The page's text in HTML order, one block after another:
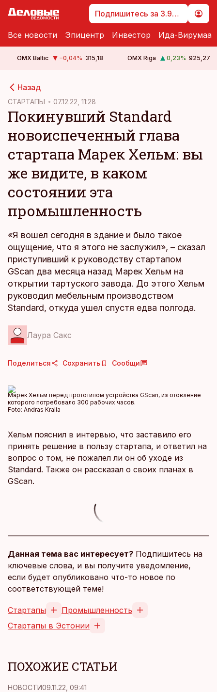
Подпишитесь за 3.99 €
Все новости Эпицентр Инвестор Ида-Вирумаа
OMX Baltic −0,04% 315,18 OMX Riga 0,23% 925,27
Назад
СТАРТАПЫ 07.12.22, 11:28
Покинувший Standard
новоиспеченный глава
стартапа Марек Хельм: вы
же видите, в каком
состоянии эта
промышленность
«Я вошел сегодня в здание и было такое
ощущение, что я этого не заслужил», – сказал
приступивший к руководству стартапом
GScan два месяца назад Марек Хельм на
открытии тартуского завода. До этого Хельм
руководил мебельным производством
Standard, откуда ушел спустя едва полгода.
Лаура Сакс
Поделиться Сохранить Сообщи
Марек Хельм перед прототипом устройства GScan, изготовление
которого потребовало 300 рабочих часов.
Foto: Andras Kralla
Хельм пояснил в интервью, что заставило его
принять решение в пользу стартапа, и ответил на
вопрос о том, не пожалел ли он об уходе из
Standard. Также он рассказал о своих планах в
GScan.
Данная тема вас интересует? Подпишитесь на
ключевые слова, и вы получите уведомление,
если будет опубликовано что-то новое по
соответствующей теме!
Стартапы
Промышленность
Стартапы в Эстонии
ПОХОЖИЕ СТАТЬИ
НОВОСТИ09.11.22, 09:41